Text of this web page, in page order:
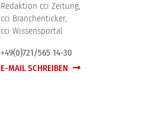
Redaktion cci Zeitung,
cci Branchenticker,
cci Wissensportal
+49(0)721/565 14-30
E-MAIL SCHREIBEN